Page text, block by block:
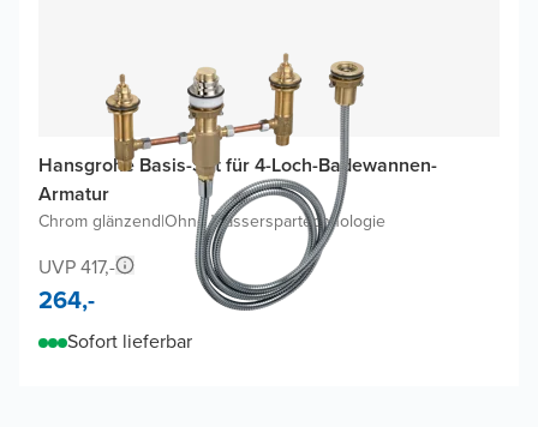
Hansgrohe Basis-Set für 4-Loch-Badewannen-
Armatur
Chrom glänzend|Ohne Wasserspartechnologie
UVP 417,-
264,-
Sofort lieferbar